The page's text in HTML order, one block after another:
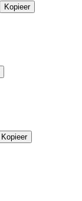
Kopieer
Kopieer